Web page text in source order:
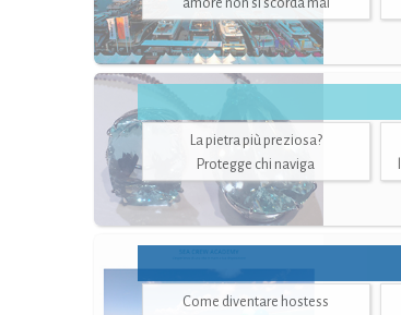
La pietra più preziosa?
Protegge chi naviga
Come diventare hostess